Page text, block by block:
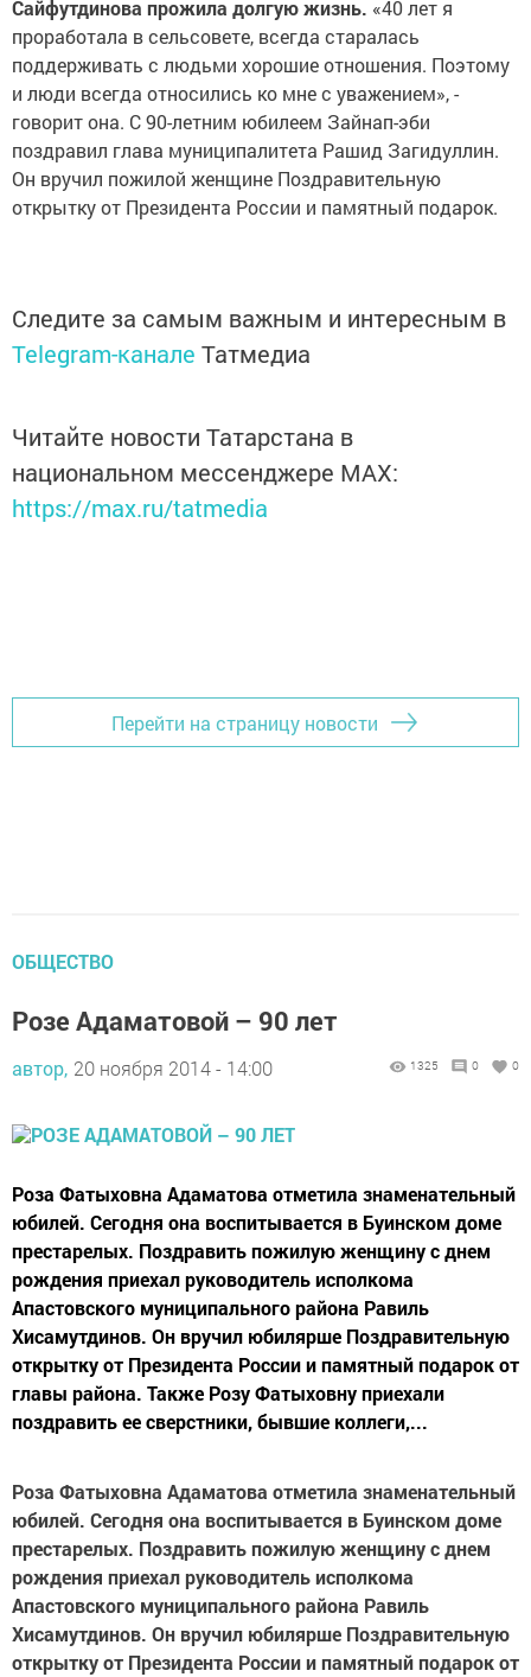
Сайфутдинова прожила долгую жизнь. «40 лет я
проработала в сельсовете, всегда старалась
поддерживать с людьми хорошие отношения. Поэтому
и люди всегда относились ко мне с уважением», -
говорит она. С 90-летним юбилеем Зайнап-эби
поздравил глава муниципалитета Рашид Загидуллин.
Он вручил пожилой женщине Поздравительную
открытку от Президента России и памятный подарок.
Следите за самым важным и интересным в
Telegram-канале Татмедиа
Читайте новости Татарстана в
национальном мессенджере MАХ:
https://max.ru/tatmedia
Перейти на страницу новости
ОБЩЕСТВО
Розе Адаматовой – 90 лет
автор, 20 ноября 2014 - 14:00 1325 0 0
Роза Фатыховна Адаматова отметила знаменательный
юбилей. Сегодня она воспитывается в Буинском доме
престарелых. Поздравить пожилую женщину с днем
рождения приехал руководитель исполкома
Апастовского муниципального района Равиль
Хисамутдинов. Он вручил юбилярше Поздравительную
открытку от Президента России и памятный подарок от
главы района. Также Розу Фатыховну приехали
поздравить ее сверстники, бывшие коллеги,...
Роза Фатыховна Адаматова отметила знаменательный
юбилей. Сегодня она воспитывается в Буинском доме
престарелых. Поздравить пожилую женщину с днем
рождения приехал руководитель исполкома
Апастовского муниципального района Равиль
Хисамутдинов. Он вручил юбилярше Поздравительную
открытку от Президента России и памятный подарок от